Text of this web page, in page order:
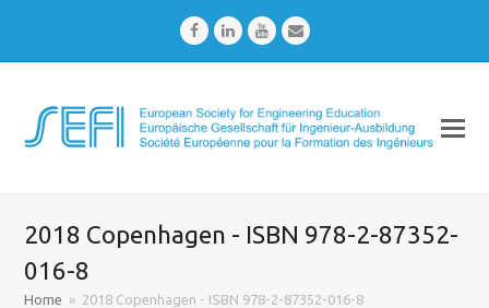
FacebookLinkedInYoutubeEmail
2018 Copenhagen - ISBN 978-2-87352-
016-8
Home » 2018 Copenhagen - ISBN 978-2-87352-016-8